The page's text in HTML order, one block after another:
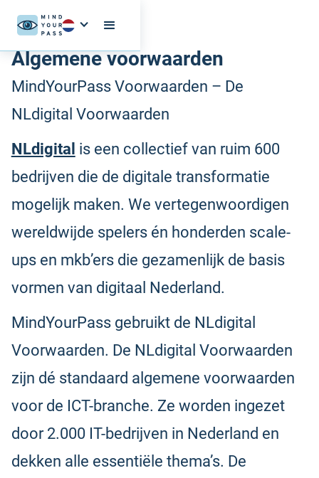
Algemene voorwaarden
MindYourPass Voorwaarden – De
NLdigital Voorwaarden
NLdigital is een collectief van ruim 600
bedrijven die de digitale transformatie
mogelijk maken. We vertegenwoordigen
wereldwijde spelers én honderden scale-
ups en mkb’ers die gezamenlijk de basis
vormen van digitaal Nederland.
MindYourPass gebruikt de NLdigital
Voorwaarden. De NLdigital Voorwaarden
zijn dé standaard algemene voorwaarden
voor de ICT-branche. Ze worden ingezet
door 2.000 IT-bedrijven in Nederland en
dekken alle essentiële thema’s. De